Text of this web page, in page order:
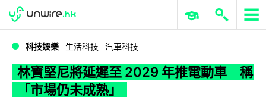
WWDC 2026 ERP 與商業 AI
科技娛樂 生活科技 汽車科技
林寶堅尼將延遲至 2029 年推電動車 稱
「市場仍未成熟」